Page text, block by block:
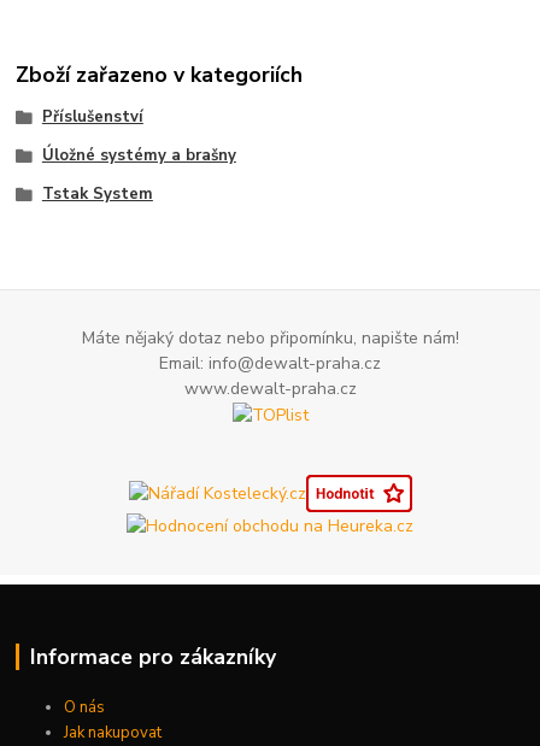
Zboží zařazeno v kategoriích
Příslušenství
Úložné systémy a brašny
Tstak System
Máte nějaký dotaz nebo připomínku, napište nám!
Email: info@dewalt-praha.cz
www.dewalt-praha.cz
Informace pro zákazníky
O nás
Jak nakupovat